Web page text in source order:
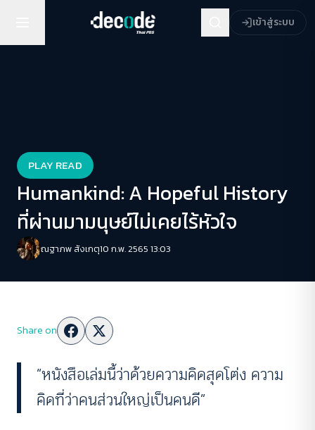
เข้าสู่ระบบ
PLAY READ
Humankind: A Hopeful History
ที่ผ่านมามนุษย์ไม่เคยไร้หัวใจ
ณฐาภพ สังเกตุ10 ก.พ. 2565 13:03
Share on
“หนังสือเล่มนี้ว่าด้วยความคิดสุดโต่ง ความ
คิดที่ว่าคนส่วนใหญ่เป็นคนดี”